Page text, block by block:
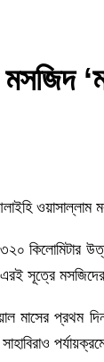
ওয়াসাল্লাম
কিলোমিটার
সূত্রে
মাসের প্রথম